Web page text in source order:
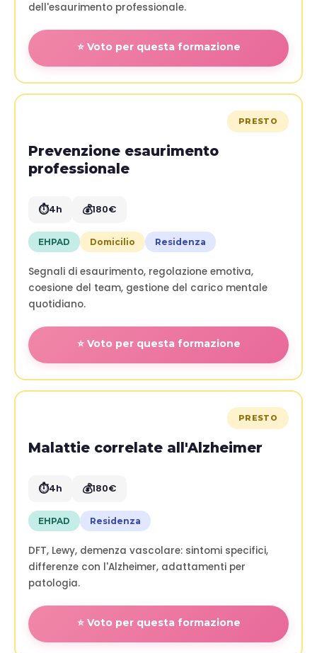
dell'esaurimento professionale.
⭐ Voto per questa formazione
PRESTO
Prevenzione esaurimento
professionale
⏱️4h 💰180€
EHPAD Domicilio Residenza
Segnali di esaurimento, regolazione emotiva,
coesione del team, gestione del carico mentale
quotidiano.
⭐ Voto per questa formazione
PRESTO
Malattie correlate all'Alzheimer
⏱️4h 💰180€
EHPAD Residenza
DFT, Lewy, demenza vascolare: sintomi specifici,
differenze con l'Alzheimer, adattamenti per
patologia.
⭐ Voto per questa formazione